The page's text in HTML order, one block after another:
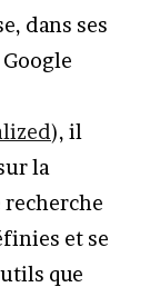
dans ses
), il
la
et se
que